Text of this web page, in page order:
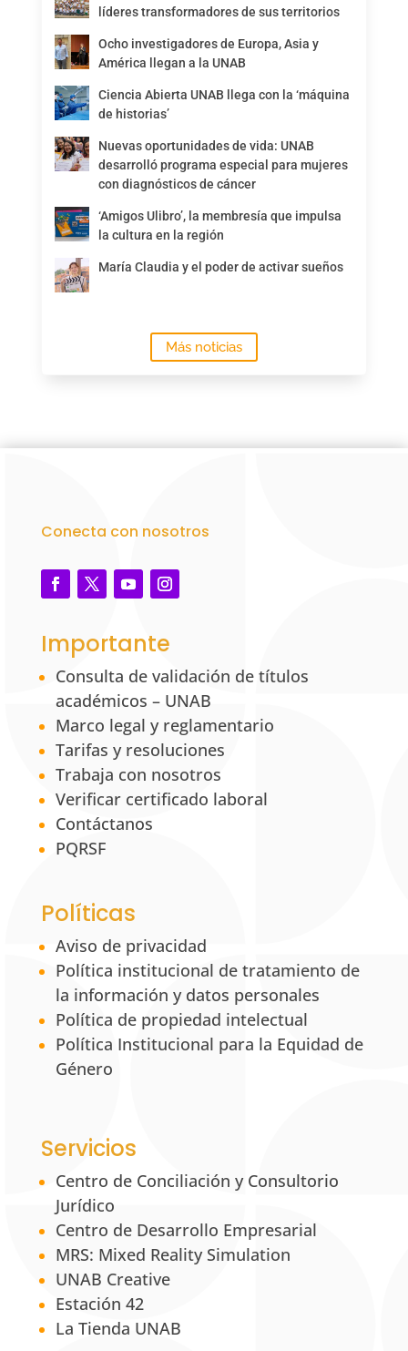
líderes transformadores de sus territorios
Ocho investigadores de Europa, Asia y
América llegan a la UNAB
Ciencia Abierta UNAB llega con la ‘máquina
de historias’
Nuevas oportunidades de vida: UNAB
desarrolló programa especial para mujeres
con diagnósticos de cáncer
‘Amigos Ulibro’, la membresía que impulsa
la cultura en la región
María Claudia y el poder de activar sueños
Más noticias
Conecta con nosotros
Importante
Consulta de validación de títulos
académicos – UNAB
Marco legal y reglamentario
Tarifas y resoluciones
Trabaja con nosotros
Verificar certificado laboral
Contáctanos
PQRSF
Políticas
Aviso de privacidad
Política institucional de tratamiento de
la información y datos personales
Política de propiedad intelectual
Política Institucional para la Equidad de
Género
Servicios
Centro de Conciliación y Consultorio
Jurídico
Centro de Desarrollo Empresarial
MRS: Mixed Reality Simulation
UNAB Creative
Estación 42
La Tienda UNAB